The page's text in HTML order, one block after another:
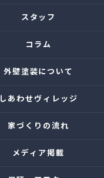
スタッフ
コラム
外壁塗装について
しあわせヴィレッジ
家づくりの流れ
メディア掲載